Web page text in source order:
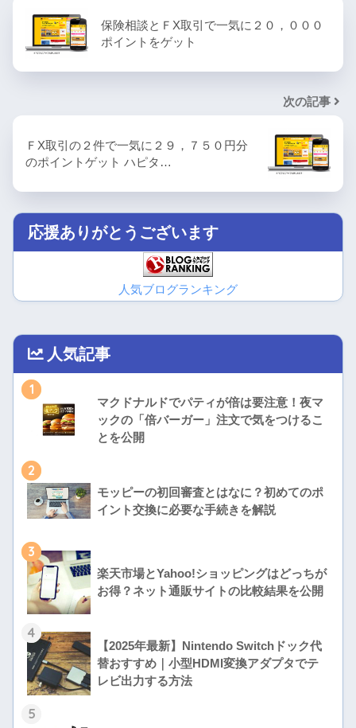
保険相談とＦX取引で一気に２０，０００
ポイントをゲット
次の記事
ＦX取引の２件で一気に２９，７５０円分
のポイントゲット ハピタ…
応援ありがとうございます
人気ブログランキング
人気記事
1
マクドナルドでパティが倍は要注意！夜マ
ックの「倍バーガー」注文で気をつけるこ
とを公開
2
モッピーの初回審査とはなに？初めてのポ
イント交換に必要な手続きを解説
3
楽天市場とYahoo!ショッピングはどっちが
お得？ネット通販サイトの比較結果を公開
4
【2025年最新】Nintendo Switchドック代
替おすすめ｜小型HDMI変換アダプタでテ
レビ出力する方法
5